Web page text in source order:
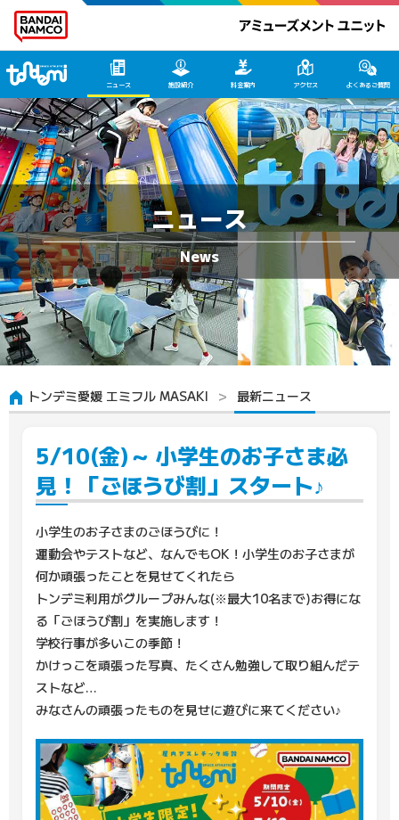
ニュース 施設紹介 料金案内 アクセス よくあるご質問
ニュース
トンデミ愛媛 エミフル MASAKI 最新ニュース
5/10(金)～ 小学生のお子さま必
見！「ごほうび割」スタート♪
小学生のお子さまのごほうびに！
運動会やテストなど、なんでもOK！小学生のお子さまが
何か頑張ったことを見せてくれたら
トンデミ利用がグループみんな(※最大10名まで)お得にな
る「ごほうび割」を実施します！
学校行事が多いこの季節！
かけっこを頑張った写真、たくさん勉強して取り組んだテ
ストなど…
みなさんの頑張ったものを見せに遊びに来てください♪